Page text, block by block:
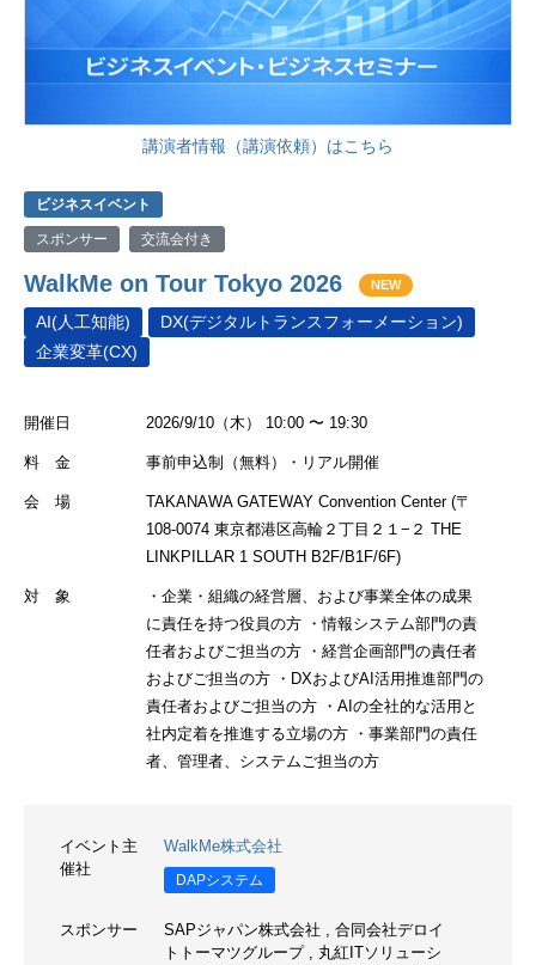
講演者情報（講演依頼）はこちら
ビジネスイベント
スポンサー 交流会付き
WalkMe on Tour Tokyo 2026 NEW
AI(人工知能)
DX(デジタルトランスフォーメーション)
企業変革(CX)
開催日 2026/9/10（木） 10:00 〜 19:30
料 金 事前申込制（無料）・リアル開催
会 場
TAKANAWA GATEWAY Convention Center (〒
108-0074 東京都港区高輪２丁目２１−２ THE
LINKPILLAR 1 SOUTH B2F/B1F/6F)
対 象
・企業・組織の経営層、および事業全体の成果
に責任を持つ役員の方 ・情報システム部門の責
任者およびご担当の方 ・経営企画部門の責任者
およびご担当の方 ・DXおよびAI活用推進部門の
責任者およびご担当の方 ・AIの全社的な活用と
社内定着を推進する立場の方 ・事業部門の責任
者、管理者、システムご担当の方
イベント主
催社
WalkMe株式会社
DAPシステム
スポンサー SAPジャパン株式会社 , 合同会社デロイ
トトーマツグループ, 丸紅ITソリューシ